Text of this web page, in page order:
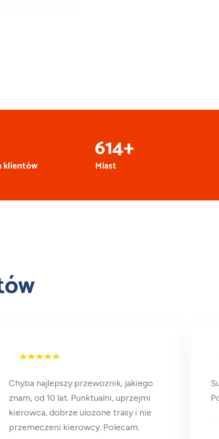
klientów
668+
Miast
Chyba najlepszy przewoznik, jakiego
znam, od 10 lat. Punktualni, uprzejmi
kierowca, dobrze ulozone trasy i nie
przemeczeni kierowcy. Polecam.